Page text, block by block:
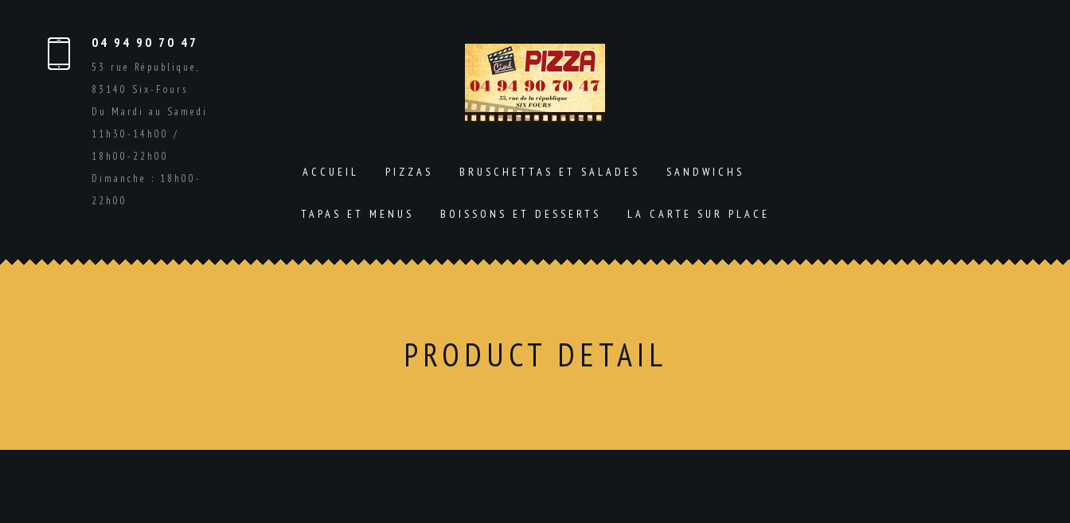
04 94 90 70 47
53 rue République,
83140 Six-Fours
Du Mardi au Samedi
11h30-14h00 /
18h00-22h00
Dimanche : 18h00-
22h00
ACCUEIL PIZZAS BRUSCHETTAS ET SALADES SANDWICHS
TAPAS ET MENUS BOISSONS ET DESSERTS LA CARTE SUR PLACE
PRODUCT DETAIL